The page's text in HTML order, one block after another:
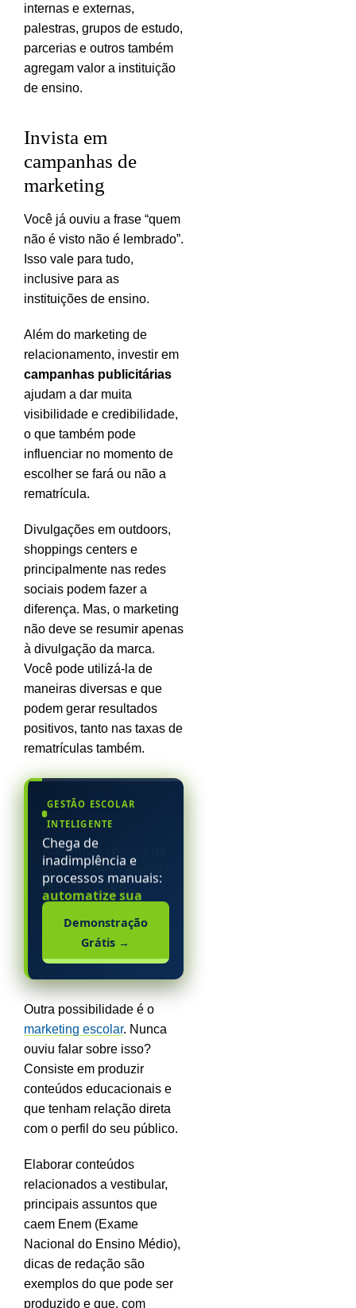
internas e externas,
palestras, grupos de estudo,
parcerias e outros também
agregam valor a instituição
de ensino.
Invista em
campanhas de
marketing
Você já ouviu a frase “quem
não é visto não é lembrado”.
Isso vale para tudo,
inclusive para as
instituições de ensino.
Além do marketing de
relacionamento, investir em
campanhas publicitárias
ajudam a dar muita
visibilidade e credibilidade,
o que também pode
influenciar no momento de
escolher se fará ou não a
rematrícula.
Divulgações em outdoors,
shoppings centers e
principalmente nas redes
sociais podem fazer a
diferença. Mas, o marketing
não deve se resumir apenas
à divulgação da marca.
Você pode utilizá-la de
maneiras diversas e que
podem gerar resultados
positivos, tanto nas taxas de
rematrículas também.
GESTÃO ESCOLAR
INTELIGENTE
Chega de
inadimplência e
processos manuais:
automatize sua
escola particular.
Demonstração
Grátis →
Outra possibilidade é o
marketing escolar. Nunca
ouviu falar sobre isso?
Consiste em produzir
conteúdos educacionais e
que tenham relação direta
com o perfil do seu público.
Elaborar conteúdos
relacionados a vestibular,
principais assuntos que
caem Enem (Exame
Nacional do Ensino Médio),
dicas de redação são
exemplos do que pode ser
produzido e que, com